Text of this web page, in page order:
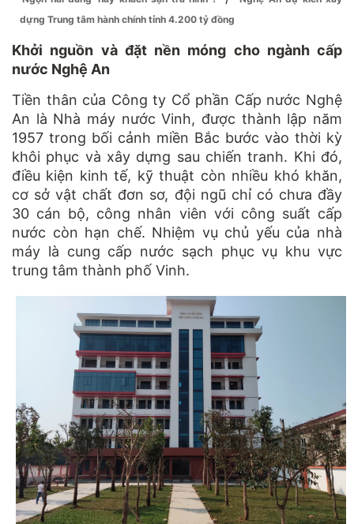
dựng Trung tâm hành chính tỉnh 4.200 tỷ đồng
Khởi nguồn và đặt nền móng cho ngành cấp
nước Nghệ An
Tiền thân của Công ty Cổ phần Cấp nước Nghệ
An là Nhà máy nước Vinh, được thành lập năm
1957 trong bối cảnh miền Bắc bước vào thời kỳ
khôi phục và xây dựng sau chiến tranh. Khi đó,
điều kiện kinh tế, kỹ thuật còn nhiều khó khăn,
cơ sở vật chất đơn sơ, đội ngũ chỉ có chưa đầy
30 cán bộ, công nhân viên với công suất cấp
nước còn hạn chế. Nhiệm vụ chủ yếu của nhà
máy là cung cấp nước sạch phục vụ khu vực
trung tâm thành phố Vinh.